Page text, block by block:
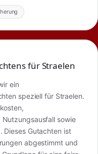
für Straelen
ein
speziell für Straelen.
sowie
Dieses Gutachten ist
abgestimmt und